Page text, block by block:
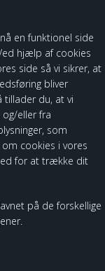
en funktionel side
hjælp af cookies
side så vi sikrer, at
bliver
tillader du, at vi
eller fra
som
cookies i vores
for at trække dit
på de forskellige
vi være registreret
ved at
45355799.